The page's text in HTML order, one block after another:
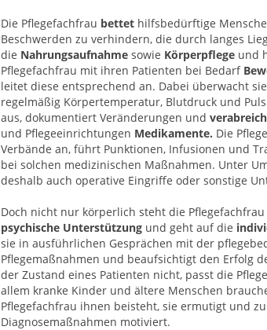
Die Pflegefachfrau bettet hilfsbedürftige
Beschwerden zu verhindern, die durch langes
die Nahrungsaufnahme sowie Körperpflege und
Pflegefachfrau mit ihren Patienten bei Bedarf
leitet diese entsprechend an. Dabei überwacht
regelmäßig Körpertemperatur, Blutdruck und
aus, dokumentiert Veränderungen und
und Pflegeeinrichtungen Medikamente. Die
Verbände an, führt Punktionen, Infusionen und
bei solchen medizinischen Maßnahmen. Unter
deshalb auch operative Eingriffe oder sonstige
Doch nicht nur körperlich steht die
psychische Unterstützung und geht auf die
sie in ausführlichen Gesprächen mit der
Pflegemaßnahmen und beaufsichtigt den Erfolg
der Zustand eines Patienten nicht, passt die
allem kranke Kinder und ältere Menschen
Pflegefachfrau ihnen beisteht, sie ermutigt und
Diagnosemaßnahmen motiviert.